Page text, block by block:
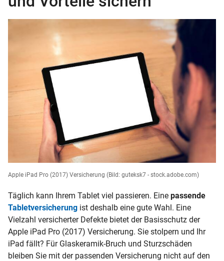
Apple iPad Pro (2017) Versicherung (Bild: guteksk7 - stock.adobe.com)
Täglich kann Ihrem Tablet viel passieren. Eine passende
Tabletversicherung ist deshalb eine gute Wahl. Eine
Vielzahl versicherter Defekte bietet der Basisschutz der
Apple iPad Pro (2017) Versicherung. Sie stolpern und Ihr
iPad fällt? Für Glaskeramik-Bruch und Sturzschäden
bleiben Sie mit der passenden Versicherung nicht auf den